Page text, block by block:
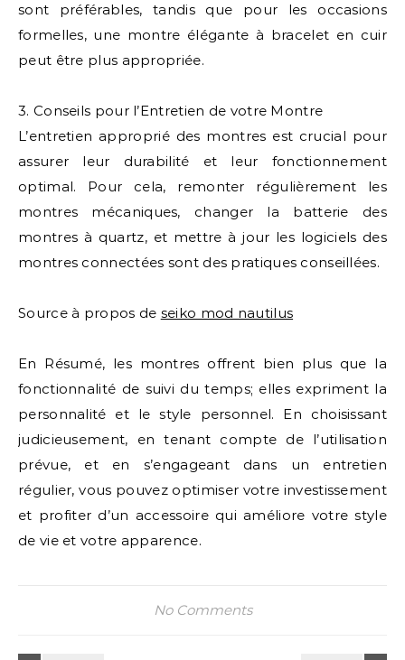
sont préférables, tandis que pour les occasions
formelles, une montre élégante à bracelet en cuir
peut être plus appropriée.
3. Conseils pour l’Entretien de votre Montre
L’entretien approprié des montres est crucial pour
assurer leur durabilité et leur fonctionnement
optimal. Pour cela, remonter régulièrement les
montres mécaniques, changer la batterie des
montres à quartz, et mettre à jour les logiciels des
montres connectées sont des pratiques conseillées.
Source à propos de seiko mod nautilus
En Résumé, les montres offrent bien plus que la
fonctionnalité de suivi du temps; elles expriment la
personnalité et le style personnel. En choisissant
judicieusement, en tenant compte de l’utilisation
prévue, et en s’engageant dans un entretien
régulier, vous pouvez optimiser votre investissement
et profiter d’un accessoire qui améliore votre style
de vie et votre apparence.
No Comments